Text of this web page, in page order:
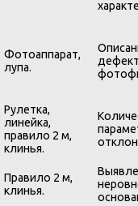
Фотоаппарат,
лупа.
Рулетка,
линейка,
правило 2 м,
клинья.
Правило 2 м,
клинья.